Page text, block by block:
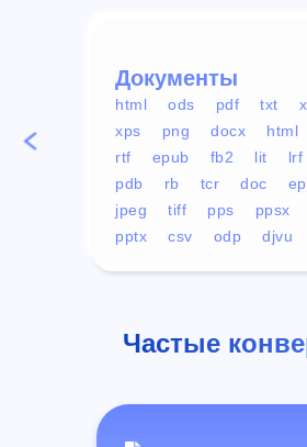
Документы
html ods pdf txt
xps
png docx html
rtf
epub fb2 lit lrf
pdb
rb tcr doc
jpeg
tiff pps ppsx
pptx
csv odp djvu
Частые